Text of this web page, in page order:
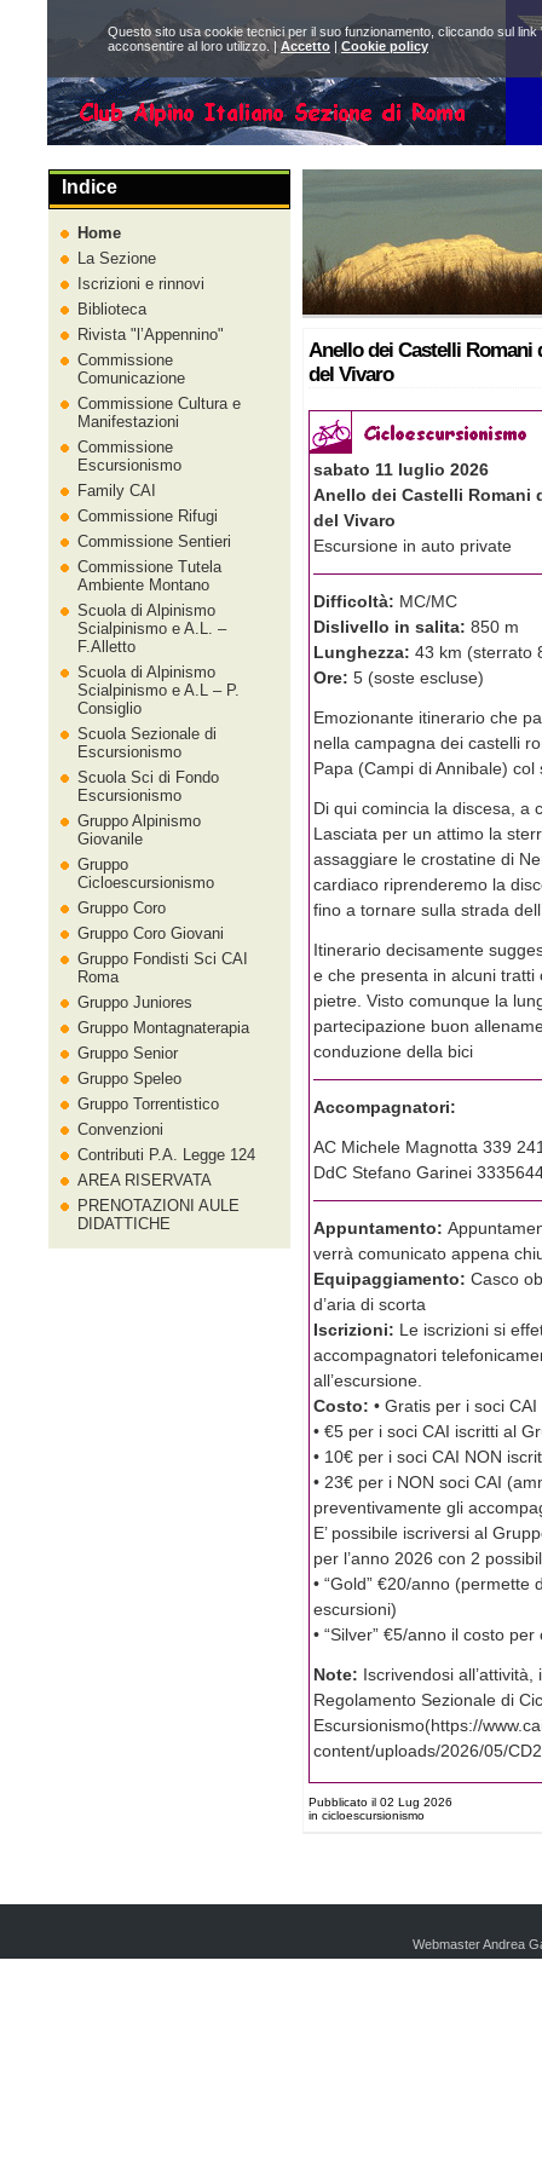
Anello dei Castelli Romani
del Vivaro
sabato 11 luglio 2026
Anello dei Castelli Romani
del Vivaro
Escursione in auto private
Difficoltà: MC/MC
Dislivello in salita: 850 m
Lunghezza: 43 km (sterrato
Ore: 5 (soste escluse)
Emozionante itinerario che
nella campagna dei castelli
Papa (Campi di Annibale)
Di qui comincia la discesa, a
Lasciata per un attimo la
assaggiare le crostatine di
cardiaco riprenderemo la
fino a tornare sulla strada
Itinerario decisamente
e che presenta in alcuni
pietre. Visto comunque la
partecipazione buon
conduzione della bici
Accompagnatori:
AC Michele Magnotta 339
DdC Stefano Garinei
Appuntamento:
verrà comunicato appena
Equipaggiamento: Casco
d’aria di scorta
Iscrizioni: Le iscrizioni si
accompagnatori
all’escursione.
Costo: • Gratis per i soci
• €5 per i soci CAI iscritti al
• 10€ per i soci CAI NON
• 23€ per i NON soci CAI
preventivamente gli
E’ possibile iscriversi al
per l’anno 2026 con 2
• “Gold” €20/anno
escursioni)
• “Silver” €5/anno il costo
Note: Iscrivendosi
Regolamento Sezionale di
Escursionismo(https://
content/uploads/2026/05/
Pubblicato il 02 Lug 2026
in cicloescursionismo
Indice
Home
La Sezione
Iscrizioni e rinnovi
Biblioteca
Rivista
l’Appennino
Commissione
Comunicazione
Commissione Cultura e
Manifestazioni
Commissione
Escursionismo
Family CAI
Commissione Rifugi
Commissione Sentieri
Commissione Tutela
Ambiente Montano
Scuola di Alpinismo
Scialpinismo e A.L. –
F.Alletto
Scuola di Alpinismo
Scialpinismo e A.L – P.
Consiglio
Scuola Sezionale di
Escursionismo
Scuola Sci di Fondo
Escursionismo
Gruppo Alpinismo
Giovanile
Gruppo
Cicloescursionismo
Gruppo Coro
Gruppo Coro Giovani
Gruppo Fondisti Sci CAI
Roma
Gruppo Juniores
Gruppo Montagnaterapia
Gruppo Senior
Gruppo Speleo
Gruppo Torrentistico
Convenzioni
Contributi P.A. Legge 124
AREA RISERVATA
PRENOTAZIONI AULE
DIDATTICHE
Questo sito usa cookie tecnici per il suo funzionamento, cliccando sul
acconsentire al loro utilizzo. |Accetto | Cookie policy
Webmaster Andrea